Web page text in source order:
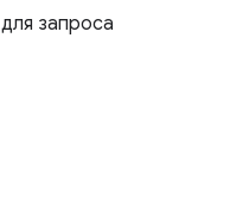
для запроса